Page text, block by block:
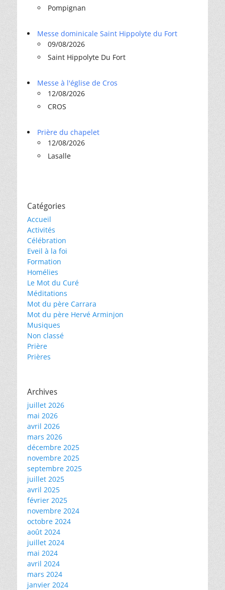
Pompignan
Messe dominicale Saint Hippolyte du Fort
09/08/2026
Saint Hippolyte Du Fort
Messe à l'église de Cros
12/08/2026
CROS
Prière du chapelet
12/08/2026
Lasalle
Catégories
Accueil
Activités
Célébration
Eveil à la foi
Formation
Homélies
Le Mot du Curé
Méditations
Mot du père Carrara
Mot du père Hervé Arminjon
Musiques
Non classé
Prière
Prières
Archives
juillet 2026
mai 2026
avril 2026
mars 2026
décembre 2025
novembre 2025
septembre 2025
juillet 2025
avril 2025
février 2025
novembre 2024
octobre 2024
août 2024
juillet 2024
mai 2024
avril 2024
mars 2024
janvier 2024